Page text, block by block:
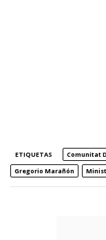
ETIQUETAS Comunitat
Gregorio Marañón